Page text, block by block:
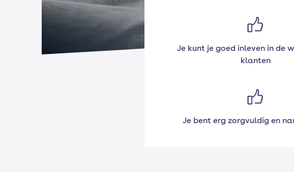
Je kunt je goed inleven in de
klanten
Je bent erg zorgvuldig en